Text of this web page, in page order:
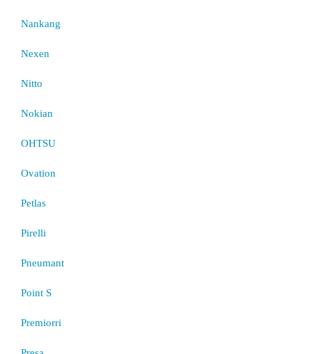
Nankang
Nexen
Nitto
Nokian
OHTSU
Ovation
Petlas
Pirelli
Pneumant
Point S
Premiorri